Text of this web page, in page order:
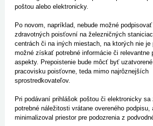
poštou alebo elektronicky.
Po novom, napríklad, nebude možné
zdravotných poisťovní na železničných
centrách či na iných miestach, na ktorých nie je
možné získať potrebné informácie či relevantne
aspekty. Prepoistenie bude môcť byť
pracovisku poisťovne, teda mimo najrôznejších
sprostredkovateľov.
Pri podávaní prihlášok poštou či elektronicky sa
potrebné náležitosti vrátane overeného podpisu,
minimalizoval priestor pre podozrenia z